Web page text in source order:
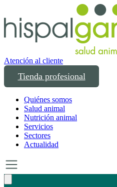
Atención al cliente
Tienda profesional
Quiénes somos
Salud animal
Nutrición animal
Servicios
Sectores
Actualidad